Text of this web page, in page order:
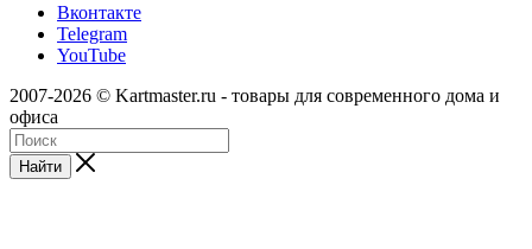
Вконтакте
Telegram
YouTube
2007-2026 © Kartmaster.ru - товары для современного дома и
офиса
Найти